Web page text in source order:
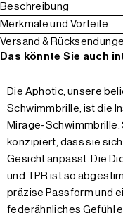
Beschreibung
Merkmale und Vorteile
Versand &
Das könnte Sie auch
Die Aphotic, unsere
Schwimmbrille, ist die
Mirage-Schwimmbrille.
konzipiert, dass sie
Gesicht anpasst. Die
und TPR ist so
präzise Passform und
federähnliches Gefühl